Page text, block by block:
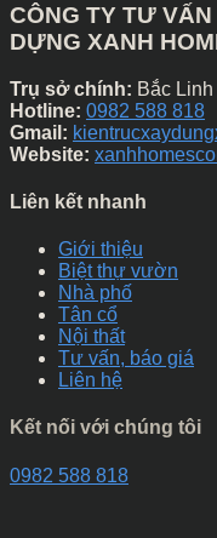
CÔNG TY TƯ
DỰNG XANH
Trụ sở chính: Bắc
Hotline: 0982 588 818
Gmail:
Website:
Liên kết nhanh
Giới thiệu
Biệt thự vườn
Nhà phố
Tân cổ
Nội thất
Tư vấn, báo giá
Liên hệ
Kết nối với chúng tôi
0982 588 818